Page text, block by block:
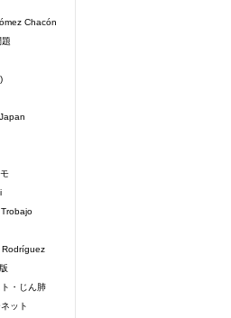
Chacón
Rodríguez
・じん肺
ット